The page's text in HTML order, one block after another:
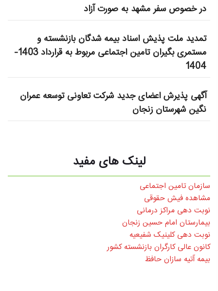
در خصوص سفر مشهد به صورت آزاد
تمدید ملت پذیش اسناد بیمه شدگان بازنشسته و
مستمری بگیران تامین اجتماعی مربوط به قرارداد 1403-
1404
آگهی پذیرش اعضای جدید شرکت تعاونی توسعه عمران
نگین شهرستان زنجان
لینک های مفید
سازمان تامین اجتماعی
مشاهده فیش حقوقی
نوبت دهی مراکز درمانی
بیمارستان امام حسین زنجان
نوبت دهی کلینیک شفیعیه
کانون عالی کارگران بازنشسته کشور
بیمه آتیه سازان حافظ